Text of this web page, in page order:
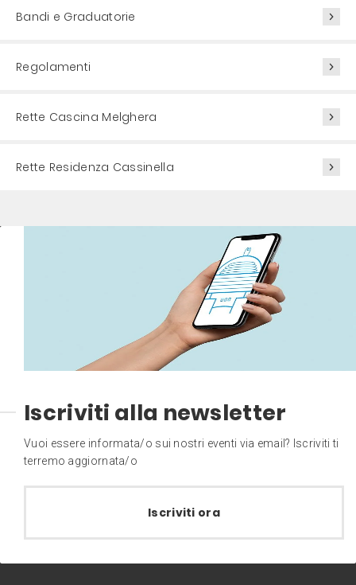
Bandi e Graduatorie
Regolamenti
Rette Cascina Melghera
Rette Residenza Cassinella
Iscriviti alla newsletter
Vuoi essere informata/o sui nostri eventi via email? Iscriviti ti
terremo aggiornata/o
Iscriviti ora